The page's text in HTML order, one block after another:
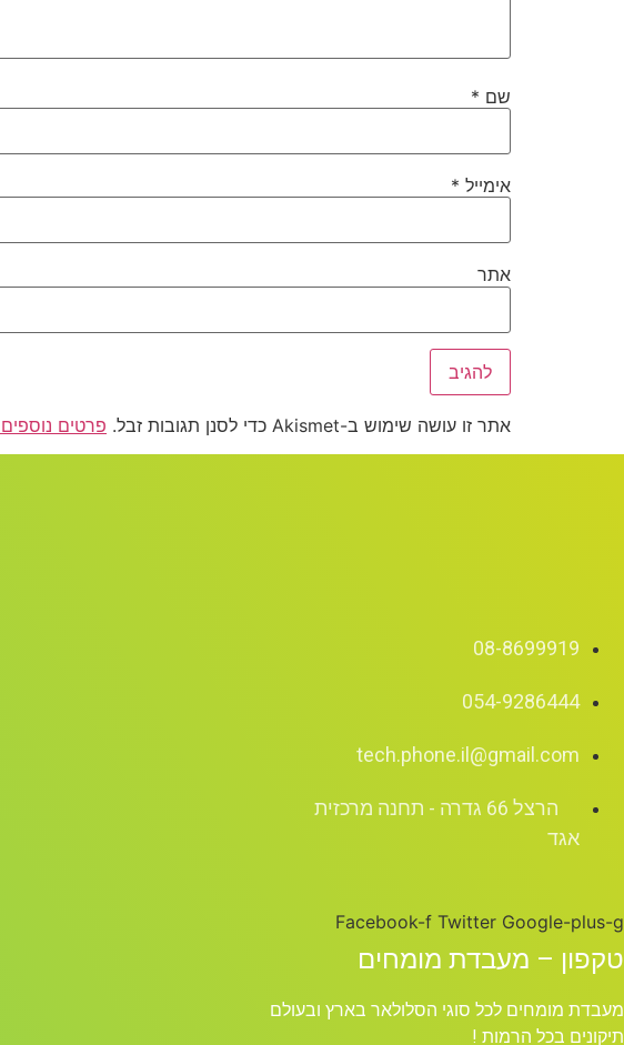
שם *
אימייל *
אתר
אתר זו עושה שימוש ב-Akismet כדי לסנן תגובות זבל. פרטים
08-8699919
054-9286444
tech.phone.il@gmail.com
הרצל 66 גדרה - תחנה מרכזית
אגד
Facebook-f Twitter Google-plus-g
טקפון – מעבדת מומחים
מעבדת מומחים לכל סוגי הסלולאר בארץ ובעולם
תיקונים בכל הרמות !